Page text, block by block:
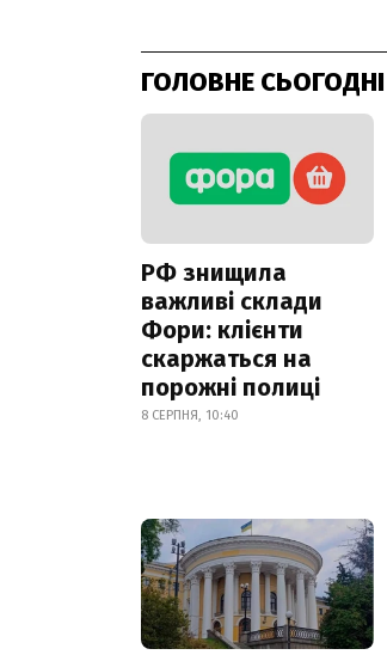
ГОЛОВНЕ СЬОГОДНІ
РФ знищила
важливі склади
Фори: клієнти
скаржаться на
порожні полиці
8 СЕРПНЯ, 10:40